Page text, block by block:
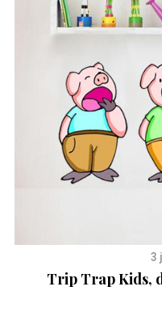
3
Trip Trap Kids,